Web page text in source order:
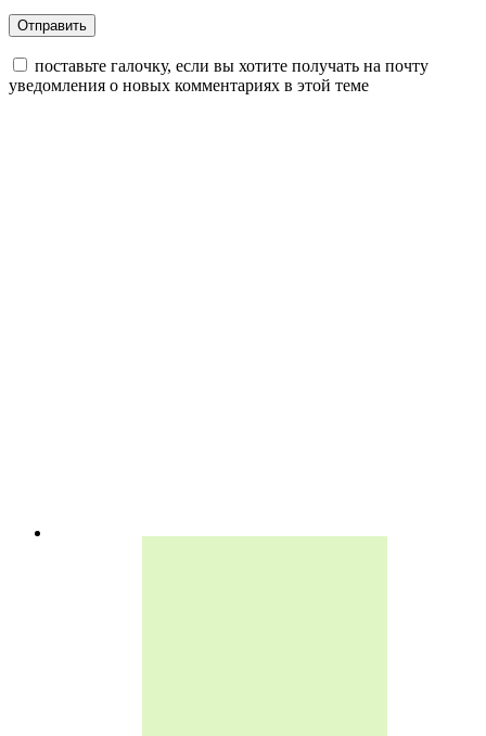
поставьте галочку, если вы хотите получать на почту
уведомления о новых комментариях в этой теме